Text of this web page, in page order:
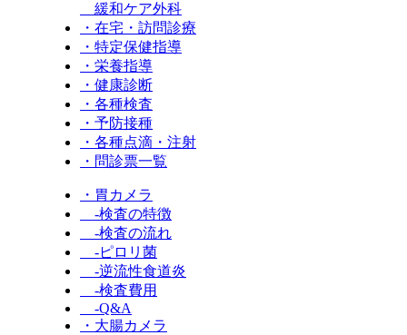
緩和ケア外科
・在宅・訪問診療
・特定保健指導
・栄養指導
・健康診断
・各種検査
・予防接種
・各種点滴・注射
・問診票一覧
・胃カメラ
-検査の特徴
-検査の流れ
-ピロリ菌
-逆流性食道炎
-検査費用
-Q&A
・大腸カメラ